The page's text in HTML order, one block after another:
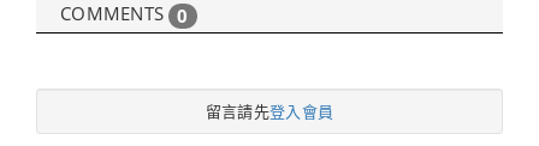
COMMENTS 0
留言請先登入會員